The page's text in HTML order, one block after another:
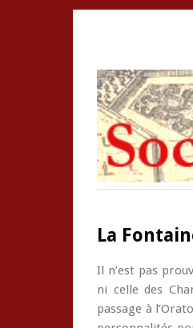
La
Il n’est pas
ni celle des
passage à